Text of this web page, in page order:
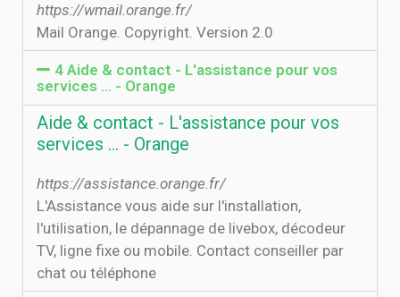
https://wmail.orange.fr/
Mail Orange. Copyright. Version 2.0
4 Aide & contact - L'assistance pour vos
services ... - Orange
Aide & contact - L'assistance pour vos
services ... - Orange
https://assistance.orange.fr/
L'Assistance vous aide sur l'installation,
l'utilisation, le dépannage de livebox, décodeur
TV, ligne fixe ou mobile. Contact conseiller par
chat ou téléphone